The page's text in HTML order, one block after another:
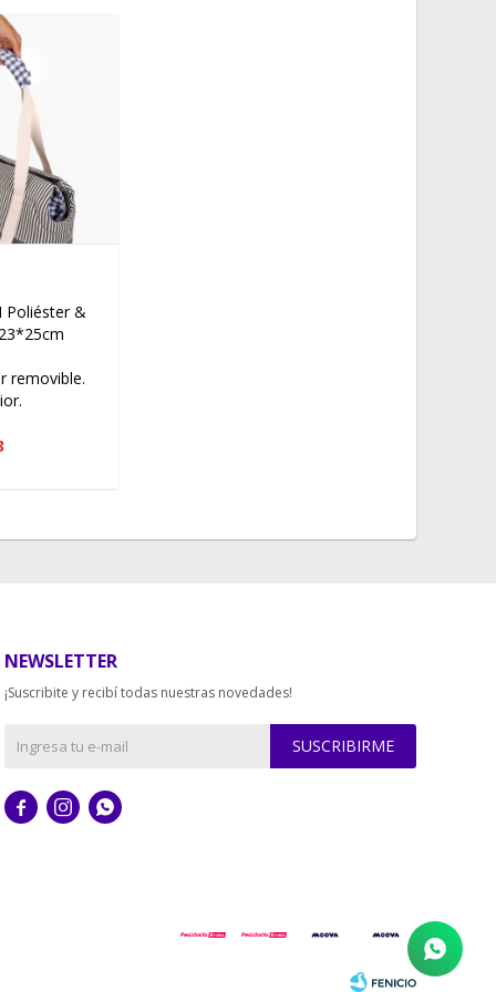
Poliéster &
removible.
NEWSLETTER
¡Suscribite y recibí todas nuestras novedades!
SUSCRIBIRME
  